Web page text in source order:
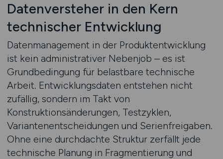
Datenversteher in den Kern
technischer Entwicklung
Datenmanagement in der Produktentwicklung
ist kein administrativer Nebenjob – es ist
Grundbedingung für belastbare technische
Arbeit. Entwicklungsdaten entstehen nicht
zufällig, sondern im Takt von
Konstruktionsänderungen, Testzyklen,
Variantenentscheidungen und Serienfreigaben.
Ohne eine durchdachte Struktur zerfällt jede
technische Planung in Fragmentierung und